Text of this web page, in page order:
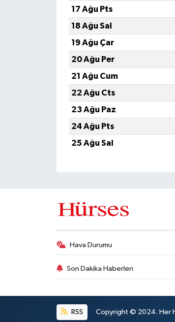
17 Ağu Pts
18 Ağu Sal
19 Ağu Çar
20 Ağu Per
21 Ağu Cum
22 Ağu Cts
23 Ağu Paz
24 Ağu Pts
25 Ağu Sal
Hava Durumu
Son Dakika Haberleri
RSS Copyright © 2024. Her